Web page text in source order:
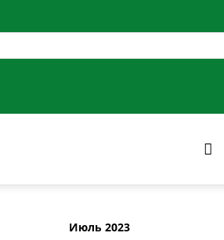
Июль 2023